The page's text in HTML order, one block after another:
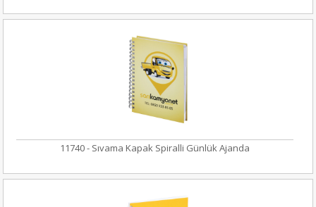
11740 - Sıvama Kapak Spiralli Günlük Ajanda